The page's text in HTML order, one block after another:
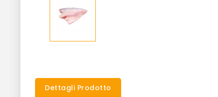
Dettagli Prodotto